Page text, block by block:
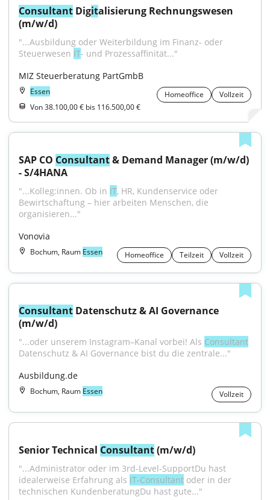
Consultant Digitalisierung Rechnungswesen
(m/w/d)
"...Ausbildung oder Weiterbildung im Finanz- oder
Steuerwesen IT- und Prozessaffinität..."
MIZ Steuerberatung PartGmbB
Essen Homeoffice
Vollzeit
Von 38.100,00 € bis 116.500,00 €
SAP CO Consultant & Demand Manager (m/w/d)
- S/4HANA
"...Kolleg:innen. Ob in IT, HR, Kundenservice oder
Bewirtschaftung – hier arbeiten Menschen, die
organisieren..."
Vonovia
Bochum, Raum Essen Homeoffice Teilzeit Vollzeit
Consultant Datenschutz & AI Governance
(m/w/d)
"...oder unserem Instagram–Kanal vorbei! Als Consultant
Datenschutz & AI Governance bist du die zentrale..."
Ausbildung.de
Bochum, Raum Essen Vollzeit
Senior Technical Consultant (m/w/d)
"...Administrator oder im 3rd-Level-SupportDu hast
idealerweise Erfahrung als IT-Consultant oder in der
technischen KundenberatungDu hast gute..."